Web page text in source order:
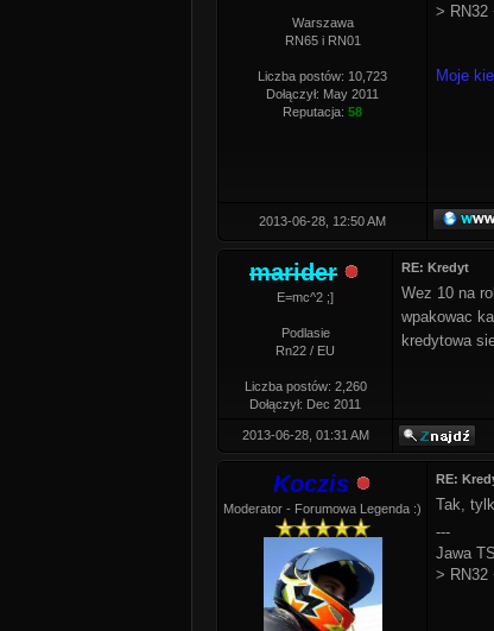
Warszawa
RN65 i RN01
Liczba postów: 10,723
Dołączył: May 2011
Reputacja: 58
> RN32
Moje
2013-06-28, 12:50 AM
marider
E=mc^2 ;]
Podlasie
Rn22 / EU
Liczba postów: 2,260
Dołączył: Dec 2011
RE: Kredyt
Wez 10 na
wpakowac
kredytowa
2013-06-28, 01:31 AM
Koczis
Moderator - Forumowa Legenda :)
RE:
Tak,
---
Jawa
> RN32